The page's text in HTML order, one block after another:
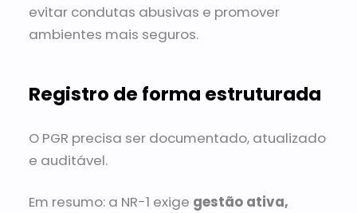
evitar condutas abusivas e promover
ambientes mais seguros.
Registro de forma estruturada
O PGR precisa ser documentado, atualizado
e auditável.
Em resumo: a NR-1 exige gestão ativa,